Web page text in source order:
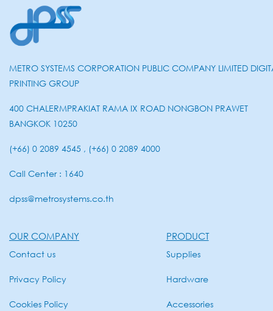
METRO SYSTEMS CORPORATION PUBLIC COMPANY LIMITED
PRINTING GROUP
400 CHALERMPRAKIAT RAMA IX ROAD NONGBON PRAWET
BANGKOK 10250
(+66) 0 2089 4545 , (+66) 0 2089 4000
Call Center : 1640
dpss@metrosystems.co.th
OUR COMPANY
Contact us
Privacy Policy
Cookies Policy
PRODUCT
Supplies
Hardware
Accessories